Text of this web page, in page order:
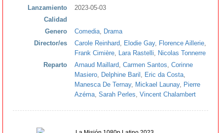
Lanzamiento
2023-05-03
Calidad
Genero
Comedia
Drama
Director/es
Carole Reinhard Elodie Gay, Florence Aillerie
Frank Cimière
Lara Rastelli
Nicolas Tonnerre
Reparto
Arnaud Maillard Carmen Santos Corinne
Masiero
Delphine Baril Eric da Costa
Manesca De Ternay, Mickael Launay, Pierre
Azéma Sarah Perles Vincent Chalambert